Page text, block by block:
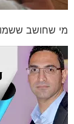
מי שחושב ששמו